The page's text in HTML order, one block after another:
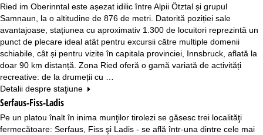
Ried im Oberinntal este așezat idilic între Alpii Ötztal și grupul
Samnaun, la o altitudine de 876 de metri. Datorită poziției sale
avantajoase, stațiunea cu aproximativ 1.300 de locuitori reprezintă un
punct de plecare ideal atât pentru excursii către multiple domenii
schiabile, cât și pentru vizite în capitala provinciei, Innsbruck, aflată la
doar 90 km distanță. Zona Ried oferă o gamă variată de activități
recreative: de la drumeții cu …
Detalii despre staţiune
Serfaus-Fiss-Ladis
Pe un platou înalt în inima munţilor tirolezi se găsesc trei localităţi
fermecătoare: Serfaus, Fiss şi Ladis - se află într-una dintre cele mai